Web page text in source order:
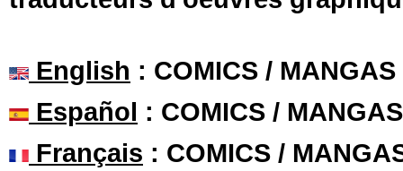
English : COMICS /
Español : COMICS /
Français : COMICS /